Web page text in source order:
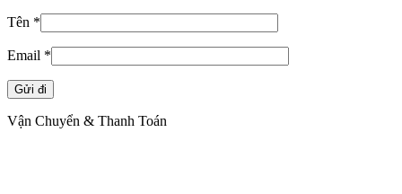
Tên *
Email *
Vận Chuyển & Thanh Toán